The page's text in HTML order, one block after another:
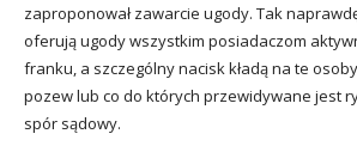
zaproponował zawarcie ugody. Tak
oferują ugody wszystkim posiadaczom
franku, a szczególny nacisk kładą na te
pozew lub co do których przewidywane jest
spór sądowy.